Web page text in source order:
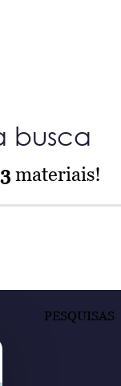
busca
3materiais!
PESQUISAS